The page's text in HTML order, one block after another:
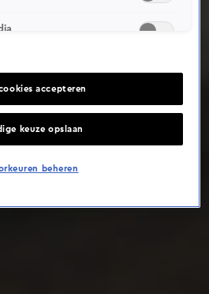
accepteren
keuze opslaan
beheren